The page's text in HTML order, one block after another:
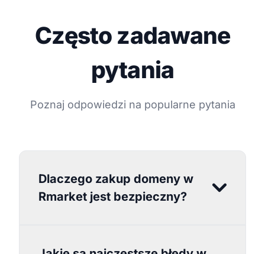
Często zadawane
pytania
Poznaj odpowiedzi na popularne pytania
Dlaczego zakup domeny w
Rmarket jest bezpieczny?